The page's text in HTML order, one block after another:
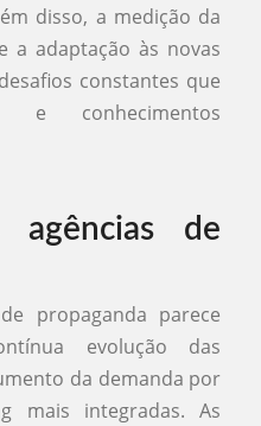
disso, a medição da
a adaptação às novas
constantes que
e conhecimentos
de
propaganda parece
evolução das
da demanda por
mais integradas. As